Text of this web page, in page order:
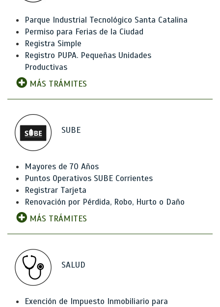
Parque Industrial Tecnológico Santa Catalina
Permiso para Ferias de la Ciudad
Registra Simple
Registro PUPA. Pequeñas Unidades
Productivas
MÁS TRÁMITES
SUBE
Mayores de 70 Años
Puntos Operativos SUBE Corrientes
Registrar Tarjeta
Renovación por Pérdida, Robo, Hurto o Daño
MÁS TRÁMITES
SALUD
Exención de Impuesto Inmobiliario para